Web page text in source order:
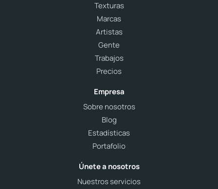
Texturas
Marcas
Artistas
Gente
Trabajos
Precios
Empresa
Sobre nosotros
Blog
Estadísticas
Portafolio
Únete a nosotros
Nuestros servicios